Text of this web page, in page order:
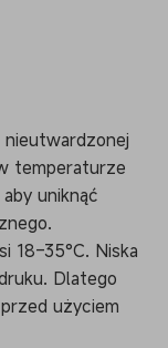
nieutwardzonej
temperaturze
uniknąć
18–35°C. Niska
Dlatego
użyciem